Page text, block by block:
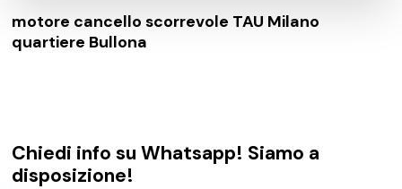
motore cancello scorrevole TAU Milano
quartiere Bullona
Chiedi info su Whatsapp! Siamo a
disposizione!